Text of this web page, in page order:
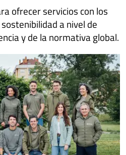
ofrecer servicios con los
a nivel de
y de la normativa global.